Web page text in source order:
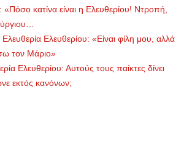
«Πόσο κατίνα είναι η Ελευθερίου! Ντροπή,
Ελευθερίου: «Είναι φίλη μου, αλλά
τον Μάριο»
Ελευθερίου: Αυτούς τους παίκτες δίνει
εκτός κανόνων;